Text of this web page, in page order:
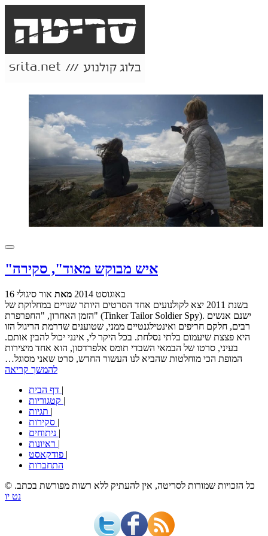
"איש מבוקש מאוד", סקירה
16 באוגוסט 2014 מאת אור סיגולי
בשנת 2011 יצא לקולנועים אחד הסרטים היותר שנויים במחלוקת של
הזמן האחרון, "החפרפרת" (Tinker Tailor Soldier Spy). ישנם אנשים
רבים, חלקם חריפים ואינטילגנטיים ממני, שטוענים שדרמת הריגול הזו
היא פצצת שיעמום בלתי נסלחת. בכל היקר לי, אינני יכול להבין אותם.
בעיני, סרטו של הבמאי השבדי תומס אלפרדסון, הוא אחד מיצירות
המופת הכי מוחלטות שהביא לנו העשור החדש, סרט שאני מסוגל…
להמשך קריאה
|
|
|
|
|
|
|
התחברות
© כל הזכויות שמורות לסריטה, אין להעתיק ללא רשות מפורשת בכתב.
נט יו